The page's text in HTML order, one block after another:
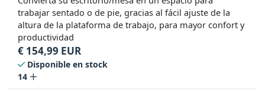
trabajar sentado o de pie, gracias al fácil ajuste de la
altura de la plataforma de trabajo, para mayor confort y
productividad
€ 154,99 EUR
Disponible en stock
14